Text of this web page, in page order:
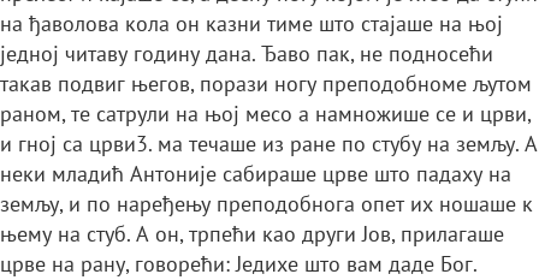
на ђаволова кола он казни тиме што стајаше на њој
једној читаву годину дана. Ђаво пак, не подносећи
такав подвиг његов, порази ногу преподобноме љутом
раном, те сатрули на њој месо а намножише се и црви,
и гној са црви3. ма течаше из ране по стубу на земљу. А
неки младић Антоније сабираше црве што падаху на
земљу, и по наређењу преподобнога опет их ношаше к
њему на стуб. А он, трпећи као други Јов, прилагаше
црве на рану, говорећи: Једихе што вам даде Бог.